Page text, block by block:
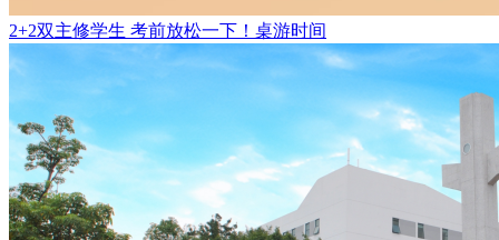
2+2双主修学生 考前放松一下！桌游时间